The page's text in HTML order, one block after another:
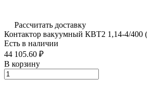
Рассчитать доставку
Контактор вакуумный КВТ2 1,14-4/
Есть в наличии
44 105.60 ₽
В корзину